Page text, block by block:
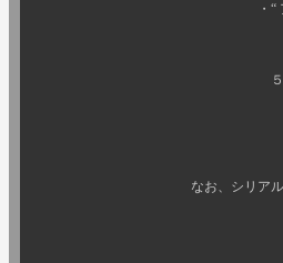
・“ アンビバレント ”
５月２６日（火）
なお、シリアルナンバーの